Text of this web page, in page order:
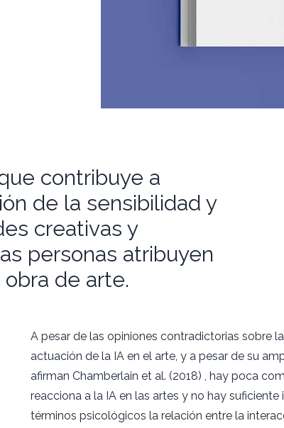
contribuye a
de la sensibilidad y
creativas y
personas atribuyen
obra de arte.
A pesar de las opiniones contradictorias sobre
actuación de la IA en el arte, y a pesar de su
afirman Chamberlain et al. (2018) , hay poca
reacciona a la IA en las artes y no hay
términos psicológicos la relación entre la